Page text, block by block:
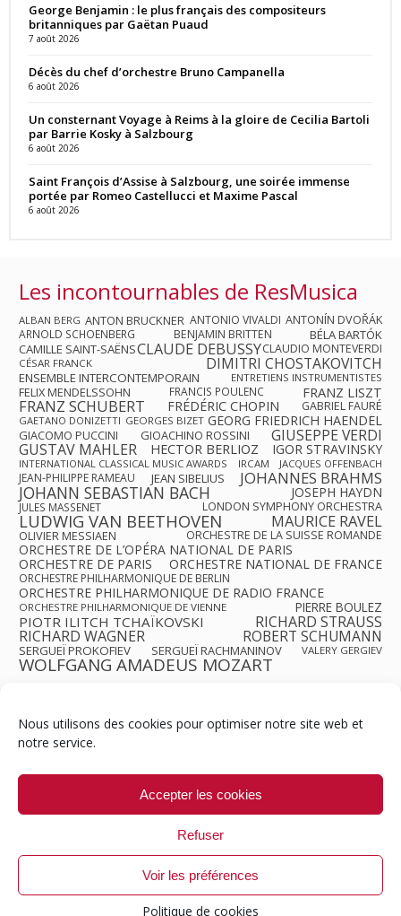
Nous utilisons des cookies pour optimiser notre site web et
notre service.
Accepter les cookies
Refuser
Voir les préférences
Politique de cookies
George Benjamin : le plus français des compositeurs
britanniques par Gaëtan Puaud
7 août 2026
Décès du chef d’orchestre Bruno Campanella
6 août 2026
Un consternant Voyage à Reims à la gloire de Cecilia Bartoli
par Barrie Kosky à Salzbourg
6 août 2026
Saint François d’Assise à Salzbourg, une soirée immense
portée par Romeo Castellucci et Maxime Pascal
6 août 2026
Les incontournables de ResMusica
ALBAN BERG ANTON BRUCKNER ANTONIO VIVALDI ANTONÍN DVOŘÁK
ARNOLD SCHOENBERG
BENJAMIN BRITTEN
BÉLA BARTÓK
CAMILLE SAINT-SAËNSCLAUDE DEBUSSYCLAUDIO MONTEVERDI
CÉSAR FRANCK DIMITRI CHOSTAKOVITCH
ENSEMBLE INTERCONTEMPORAIN ENTRETIENS INSTRUMENTISTES
FELIX MENDELSSOHN FRANCIS POULENC FRANZ LISZT
FRANZ SCHUBERT FRÉDÉRIC CHOPIN GABRIEL FAURÉ
GAETANO DONIZETTI GEORGES BIZET GEORG FRIEDRICH HAENDEL
GIACOMO PUCCINI GIOACHINO ROSSINI GIUSEPPE VERDI
GUSTAV MAHLER HECTOR BERLIOZ IGOR STRAVINSKY
INTERNATIONAL CLASSICAL MUSIC AWARDS IRCAM JACQUES OFFENBACH
JEAN-PHILIPPE RAMEAU JEAN SIBELIUS JOHANNES BRAHMS
JOHANN SEBASTIAN BACH JOSEPH HAYDN
JULES MASSENET LONDON SYMPHONY ORCHESTRA
LUDWIG VAN BEETHOVEN MAURICE RAVEL
OLIVIER MESSIAEN ORCHESTRE DE LA SUISSE ROMANDE
ORCHESTRE DE L’OPÉRA NATIONAL DE PARIS
ORCHESTRE DE PARIS
ORCHESTRE NATIONAL DE FRANCE
ORCHESTRE PHILHARMONIQUE DE BERLIN
ORCHESTRE PHILHARMONIQUE DE RADIO FRANCE
ORCHESTRE PHILHARMONIQUE DE VIENNE PIERRE BOULEZ
PIOTR ILITCH TCHAÏKOVSKI RICHARD STRAUSS
RICHARD WAGNER ROBERT SCHUMANN
SERGUEÏ PROKOFIEV SERGUEÏ RACHMANINOV VALERY GERGIEV
WOLFGANG AMADEUS MOZART
© 1999-2026 ResMusica.net Tous droits réservés.